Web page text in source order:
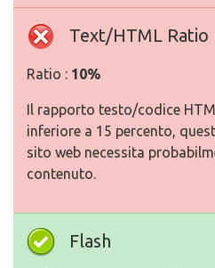
Text/HTML Ratio
Ratio : 10%
Il rapporto testo/codice
inferiore a 15 percento,
sito web necessita
contenuto.
Flash